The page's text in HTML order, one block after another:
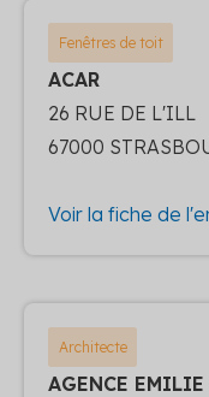
Fenêtres de toit
ACAR
26 RUE DE L'ILL
67000
Voir la fiche de
Architecte
AGENCE